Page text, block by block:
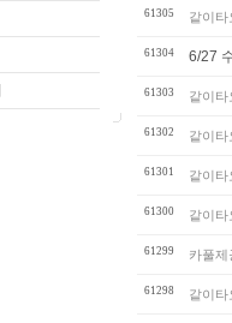
61305 같이타
61304 6/27
61303 같이타
61302 같이타
61301 같이타
61300 같이타
61299 카풀제
61298 같이타